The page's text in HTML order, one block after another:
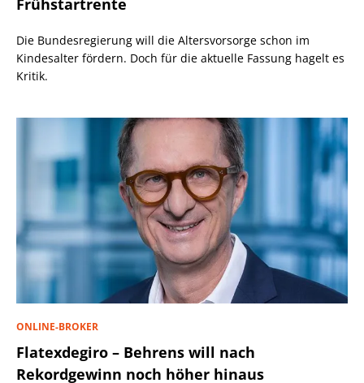
Frühstartrente
Die Bundesregierung will die Altersvorsorge schon im
Kindesalter fördern. Doch für die aktuelle Fassung hagelt es
Kritik.
ONLINE-BROKER
Flatexdegiro – Behrens will nach
Rekordgewinn noch höher hinaus